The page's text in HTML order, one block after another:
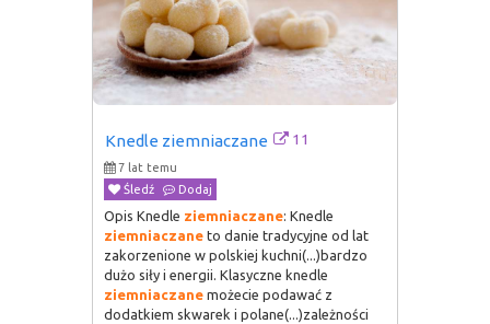
Knedle ziemniaczane 11
7 lat temu
Śledź
Dodaj
Opis Knedle ziemniaczane: Knedle
ziemniaczane to danie tradycyjne od lat
zakorzenione w polskiej kuchni(...)bardzo
dużo siły i energii. Klasyczne knedle
ziemniaczane możecie podawać z
dodatkiem skwarek i polane(...)zależności